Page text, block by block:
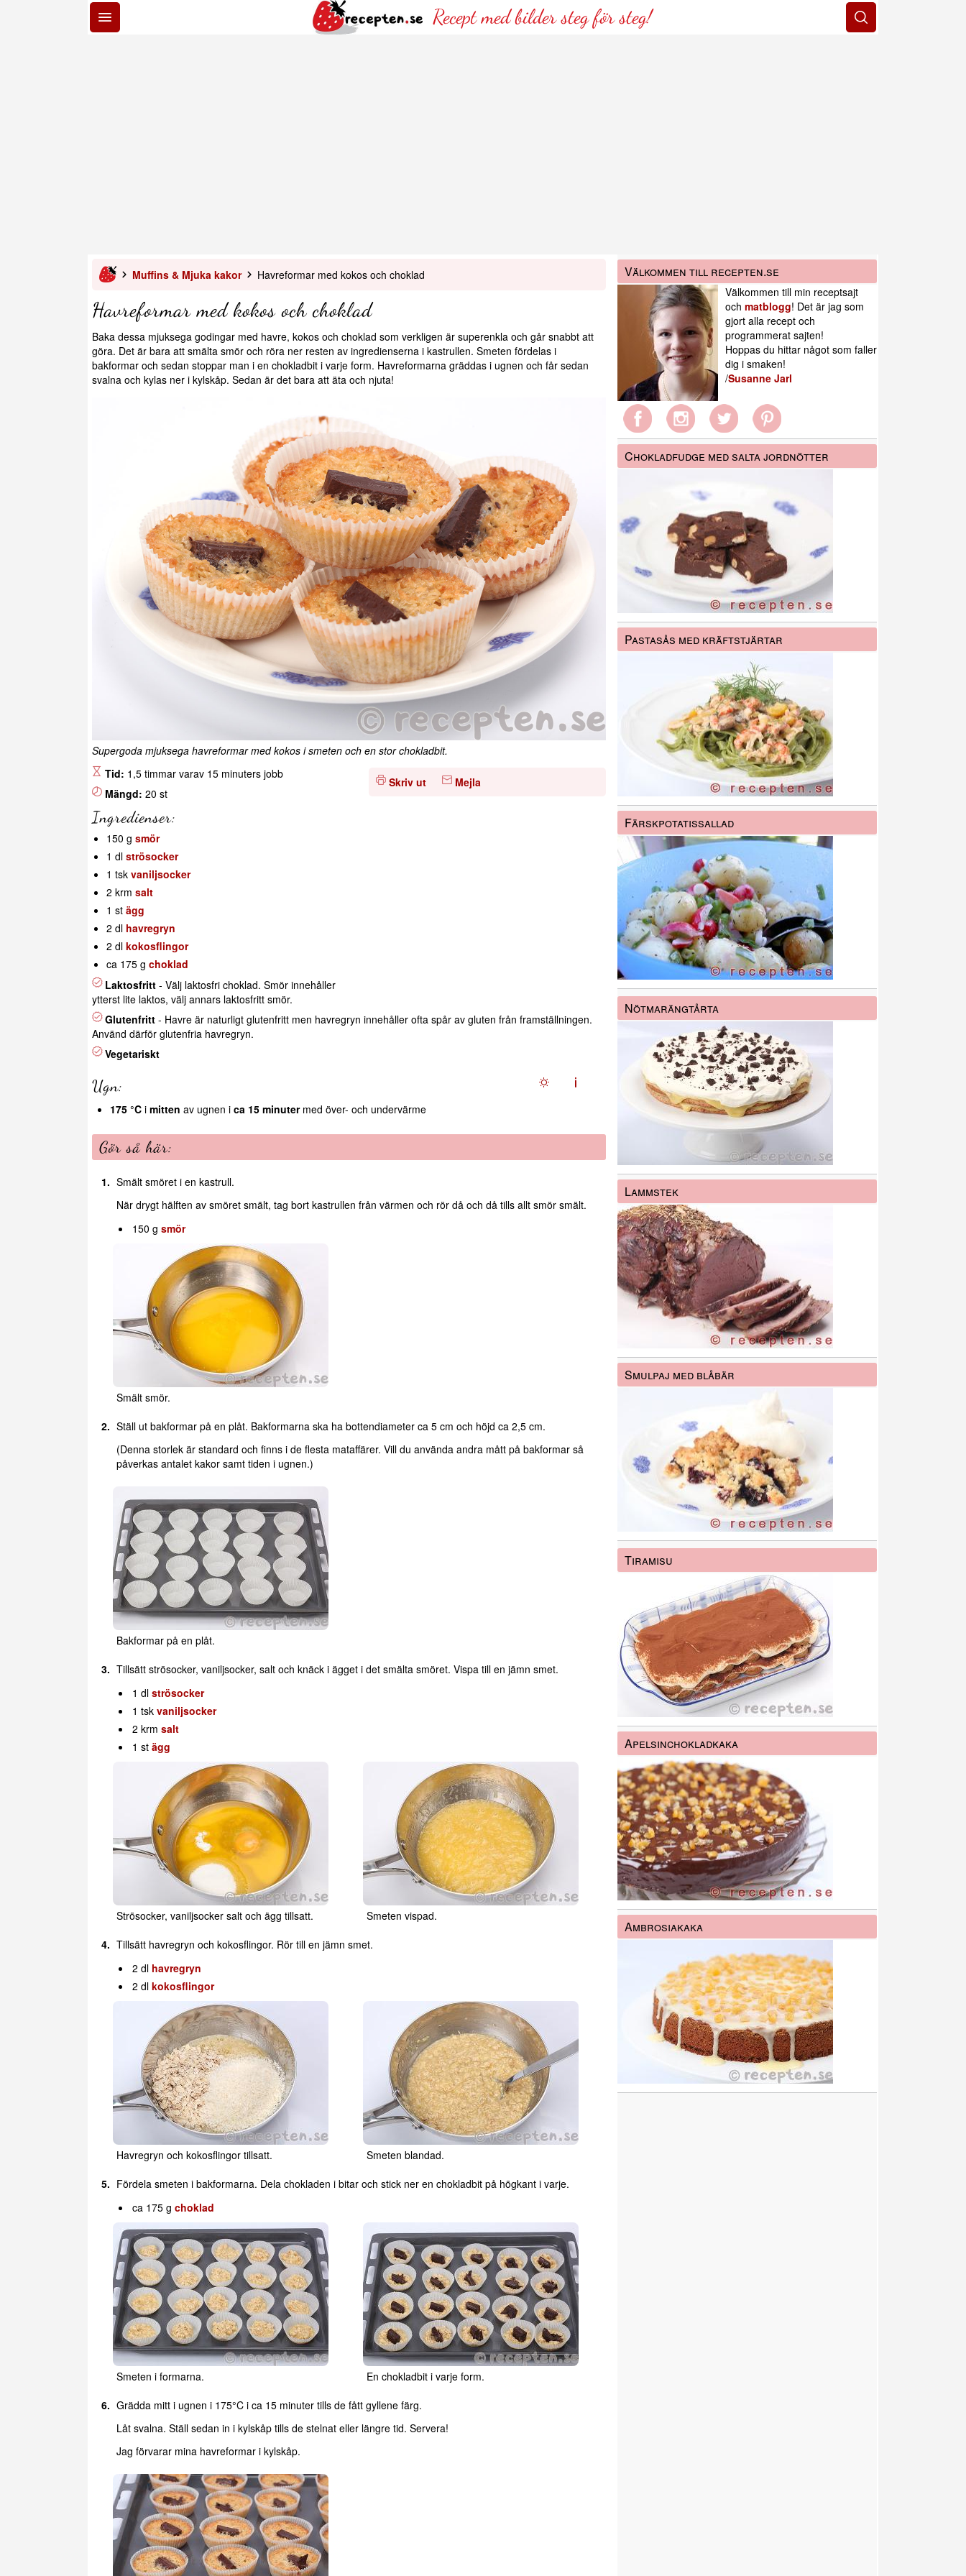
Recept med bilder steg för steg!
Muffins & Mjuka kakor Havreformar med kokos och choklad
Havreformar med kokos och choklad
Baka dessa mjuksega godingar med havre, kokos och choklad som verkligen är superenkla och går snabbt att
göra. Det är bara att smälta smör och röra ner resten av ingredienserna i kastrullen. Smeten fördelas i
bakformar och sedan stoppar man i en chokladbit i varje form. Havreformarna gräddas i ugnen och får sedan
svalna och kylas ner i kylskåp. Sedan är det bara att äta och njuta!
Supergoda mjuksega havreformar med kokos i smeten och en stor chokladbit.
Skriv ut Mejla
Tid: 1,5 timmar varav 15 minuters jobb
Mängd: 20 st
Ingredienser:
150 g smör
1 dl strösocker
1 tsk vaniljsocker
2 krm salt
1 st ägg
2 dl havregryn
2 dl kokosflingor
ca 175 g choklad
Laktosfritt - Välj laktosfri choklad. Smör innehåller
ytterst lite laktos, välj annars laktosfritt smör.
Glutenfritt - Havre är naturligt glutenfritt men havregryn innehåller ofta spår av gluten från framställningen.
Använd därför glutenfria havregryn.
Vegetariskt
Ugn:
175 °C i mitten av ugnen i ca 15 minutermed över- och undervärme
Gör så här:
Smält smöret i en kastrull.
När drygt hälften av smöret smält, tag bort kastrullen från värmen och rör då och då tills allt smör smält.
150 gsmör
Smält smör.
Ställ ut bakformar på en plåt. Bakformarna ska ha bottendiameter ca 5 cm och höjd ca 2,5 cm.
(Denna storlek är standard och finns i de flesta mataffärer. Vill du använda andra mått på bakformar så
påverkas antalet kakor samt tiden i ugnen.)
Bakformar på en plåt.
Tillsätt strösocker, vaniljsocker, salt och knäck i ägget i det smälta smöret. Vispa till en jämn smet.
1 dlströsocker
1 tskvaniljsocker
2 krmsalt
1 stägg
Strösocker, vaniljsocker salt och ägg tillsatt.
Smeten vispad.
Tillsätt havregryn och kokosflingor. Rör till en jämn smet.
2 dl havregryn
2 dlkokosflingor
Havregryn och kokosflingor tillsatt.
Smeten blandad.
Fördela smeten i bakformarna. Dela chokladen i bitar och stick ner en chokladbit på högkant i varje.
ca 175 gchoklad
Smeten i formarna.
En chokladbit i varje form.
Grädda mitt i ugnen i 175°C i ca 15 minuter tills de fått gyllene färg.
Låt svalna. Ställ sedan in i kylskåp tills de stelnat eller längre tid. Servera!
Jag förvarar mina havreformar i kylskåp.
Välkommen till recepten.se
Välkommen till min receptsajt
och matblogg! Det är jag som
gjort alla recept och
programmerat sajten!
Hoppas du hittar något som faller
dig i smaken!
/Susanne Jarl
Chokladfudge med salta jordnötter
Pastasås med kräftstjärtar
Färskpotatissallad
Nötmarängtårta
Lammstek
Smulpaj med blåbär
Tiramisu
Apelsinchokladkaka
Ambrosiakaka